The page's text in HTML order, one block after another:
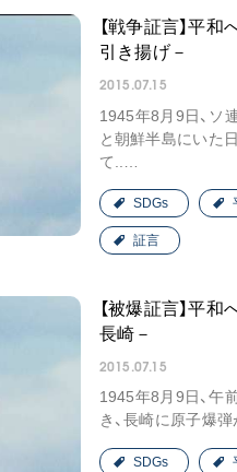
【戦争証言】平
引き揚げ－
2015.07.15
1945年8月9日、ソ
と朝鮮半島にいた
て..…
SDGs
証言
【被爆証言】平
長崎－
2015.07.15
1945年8月9日、午
き、長崎に原子爆
SDGs